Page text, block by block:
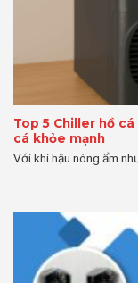
Top 5 Chiller hồ
cá khỏe mạnh
Với khí hậu nóng ẩm